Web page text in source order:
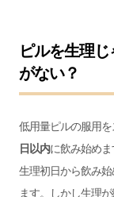
ピルを生理
がない？
低用量ピルの服用
日以内に飲み始めま
生理初日から飲み
ます。しかし生理